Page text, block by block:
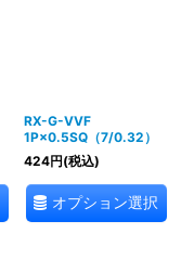
RX-G-VVF
1P×0.5SQ（7/0.32）
424円(税込)
オプション選択